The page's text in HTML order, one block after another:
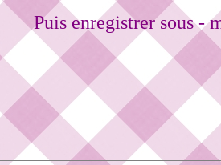
Puis enregistrer sous -